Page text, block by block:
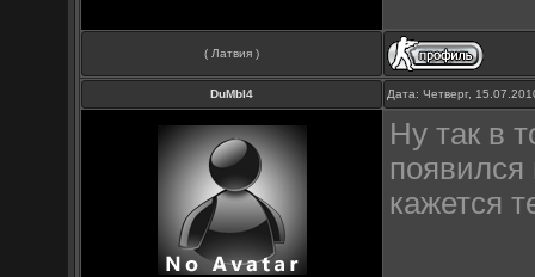
( Латвия )
DuMbI4 Дата: Четверг,
Ну так в
кажется